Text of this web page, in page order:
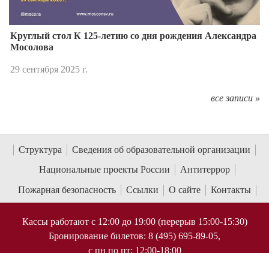
Круглый стол К 125-летию со дня рождения Александра
Мосолова
29 сентября 2025 г.
все записи »
Структура
Сведения об образовательной организации
Национальные проекты России
Антитеррор
Пожарная безопасность
Ссылки О сайте Контакты
Кассы работают с 12:00 до 19:00 (перерыв 15:00-15:30)
Бронирование билетов: 8 (495) 695-89-05,
с пн по пт; 12:00-18:00